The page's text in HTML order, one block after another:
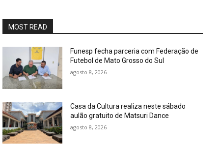
MOST READ
Funesp fecha parceria com Federação de
Futebol de Mato Grosso do Sul
agosto 8, 2026
Casa da Cultura realiza neste sábado
aulão gratuito de Matsuri Dance
agosto 8, 2026